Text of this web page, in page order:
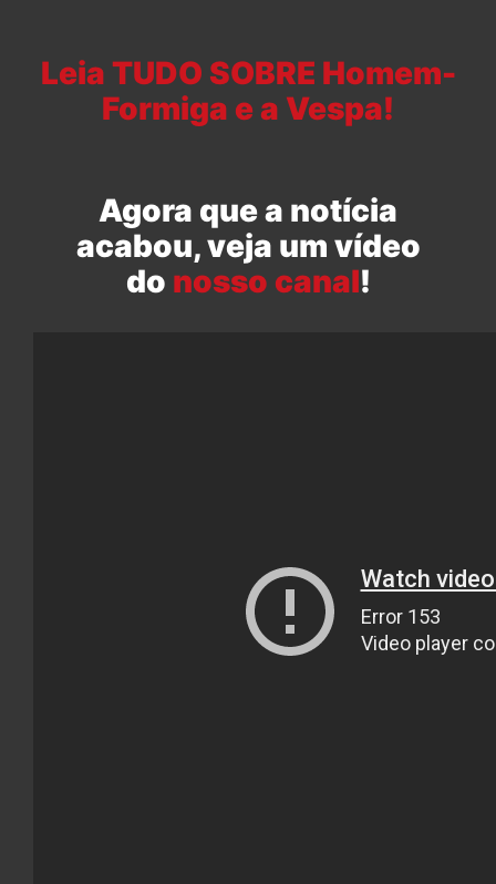
Leia TUDO SOBRE Homem-
Formiga e a Vespa!
Agora que a notícia
acabou, veja um vídeo
do nosso canal!